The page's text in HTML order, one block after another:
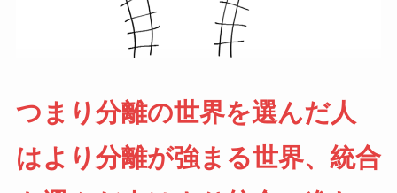
つまり分離の世界を選んだ人
はより分離が強まる世界、統合